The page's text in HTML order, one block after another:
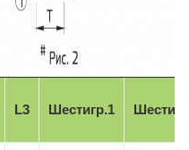
L3 Шестигр.1